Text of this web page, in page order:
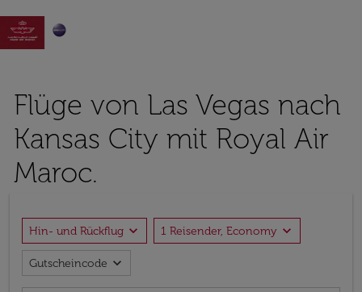

Flüge von Las Vegas nach
Kansas City mit Royal Air
Maroc.
Hin- und Rückflug expand_more 1 Reisender, Economy expand_more
Gutscheincode expand_more